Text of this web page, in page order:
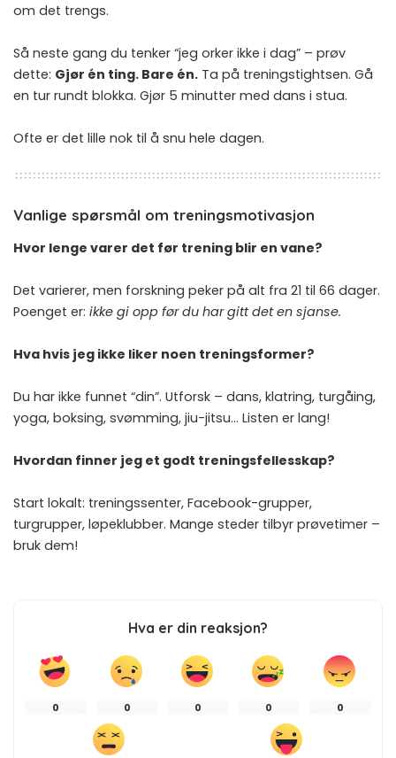
om det trengs.
Så neste gang du tenker “jeg orker ikke i dag” – prøv
dette: Gjør én ting. Bare én. Ta på treningstightsen. Gå
en tur rundt blokka. Gjør 5 minutter med dans i stua.
Ofte er det lille nok til å snu hele dagen.
Vanlige spørsmål om treningsmotivasjon
Hvor lenge varer det før trening blir en vane?
Det varierer, men forskning peker på alt fra 21 til 66 dager.
Poenget er: ikke gi opp før du har gitt det en sjanse.
Hva hvis jeg ikke liker noen treningsformer?
Du har ikke funnet “din”. Utforsk – dans, klatring, turgåing,
yoga, boksing, svømming, jiu-jitsu… Listen er lang!
Hvordan finner jeg et godt treningsfellesskap?
Start lokalt: treningssenter, Facebook-grupper,
turgrupper, løpeklubber. Mange steder tilbyr prøvetimer –
bruk dem!
Hva er din reaksjon?
0 0 0 0 0